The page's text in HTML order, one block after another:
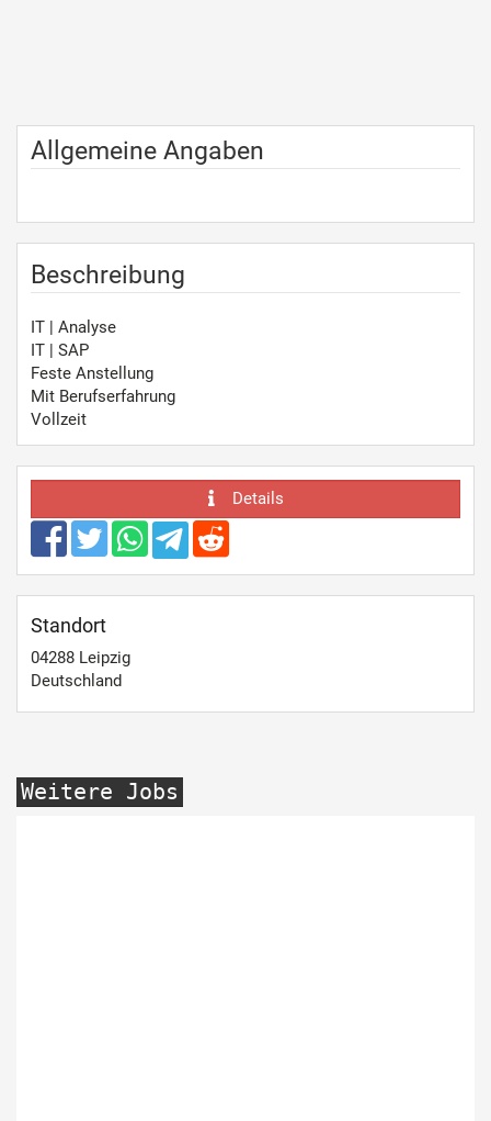
Allgemeine Angaben
Beschreibung
IT | Analyse
IT | SAP
Feste Anstellung
Mit Berufserfahrung
Vollzeit
Details
Standort
04288 Leipzig
Deutschland
Weitere Jobs